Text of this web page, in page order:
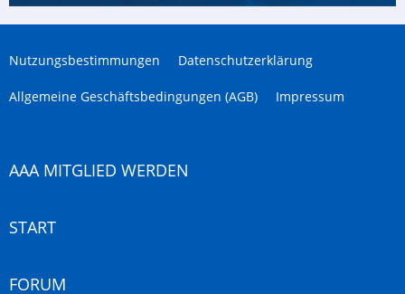
Nutzungsbestimmungen Datenschutzerklärung
Allgemeine Geschäftsbedingungen (AGB) Impressum
AAA MITGLIED WERDEN
START
FORUM